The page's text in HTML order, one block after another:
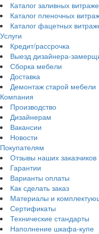
Каталог заливных
Каталог пленочных
Каталог фацетных
Услуги
Кредит/рассрочка
Выезд дизайнера-
Сборка мебели
Доставка
Демонтаж старой мебели
Компания
Производство
Дизайнерам
Вакансии
Новости
Покупателям
Отзывы наших заказчиков
Гарантии
Варианты оплаты
Как сделать заказ
Материалы и
Сертификаты
Технические стандарты
Наполнение шкафа-купе